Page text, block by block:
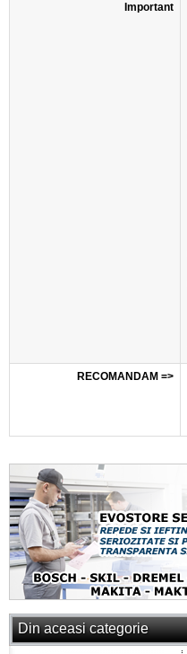
Important
RECOMANDAM =>
Din aceasi categorie